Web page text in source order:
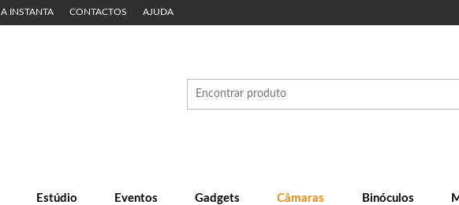
A INSTANTA CONTACTOS AJUDA
Estúdio Eventos Gadgets Câmaras Binóculos